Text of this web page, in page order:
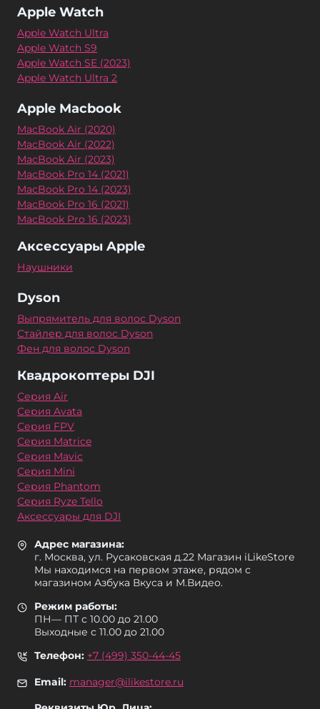
Apple Watch
Apple Watch Ultra
Apple Watch S9
Apple Watch SE (2023)
Apple Watch Ultra 2
Apple Macbook
MacBook Air (2020)
MacBook Air (2022)
MacBook Air (2023)
MacBook Pro 14 (2021)
MacBook Pro 14 (2023)
MacBook Pro 16 (2021)
MacBook Pro 16 (2023)
Аксессуары Apple
Наушники
Dyson
Выпрямитель для волос Dyson
Стайлер для волос Dyson
Фен для волос Dyson
Квадрокоптеры DJI
Серия Air
Серия Avata
Серия FPV
Серия Matrice
Серия Mavic
Серия Mini
Серия Phantom
Серия Ryze Tello
Аксессуары для DJI
Адрес магазина:
г. Москва, ул. Русаковская д.22 Магазин iLikeStore
Мы находимся на первом этаже, рядом с
магазином Азбука Вкуса и М.Видео.
Режим работы:
ПН— ПТ с 10.00 до 21.00
Выходные с 11.00 до 21.00
Телефон: +7 (499) 350-44-45
Email: manager@ilikestore.ru